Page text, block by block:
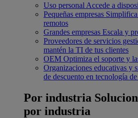
Uso personal Accede a
Pequeñas empresas
remotos
Grandes empresas Escala y
Proveedores de servicios
mantén la TI de tus clientes
OEM Optimiza el soporte y
Organizaciones educativas y
de descuento en tecnología
Por industria
por industria